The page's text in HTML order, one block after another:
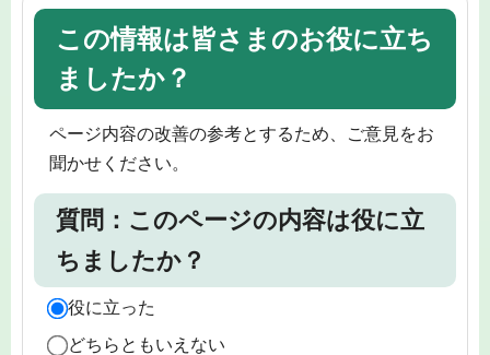
この情報は皆さまのお役に立ち
ましたか？
ページ内容の改善の参考とするため、ご意見をお
聞かせください。
質問：このページの内容は役に立
ちましたか？
役に立った
どちらともいえない